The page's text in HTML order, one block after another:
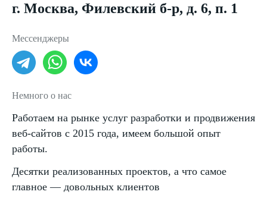
г. Москва, Филевский б-р, д. 6, п. 1
Мессенджеры
Немного о нас
Работаем на рынке услуг разработки и продвижения
веб-сайтов с 2015 года, имеем большой опыт
работы.
Десятки реализованных проектов, а что самое
главное — довольных клиентов